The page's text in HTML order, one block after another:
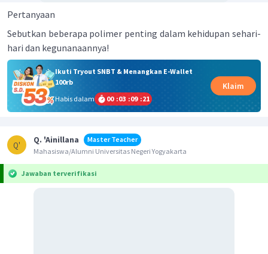
Pertanyaan
Sebutkan beberapa polimer penting dalam kehidupan sehari-
hari dan kegunanaannya!
Ikuti Tryout SNBT & Menangkan E-Wallet
100rb
Habis dalam
00 :03 :09 :21
Klaim
Q'
Q. 'Ainillana
Master Teacher
Mahasiswa/Alumni Universitas Negeri Yogyakarta
Jawaban terverifikasi